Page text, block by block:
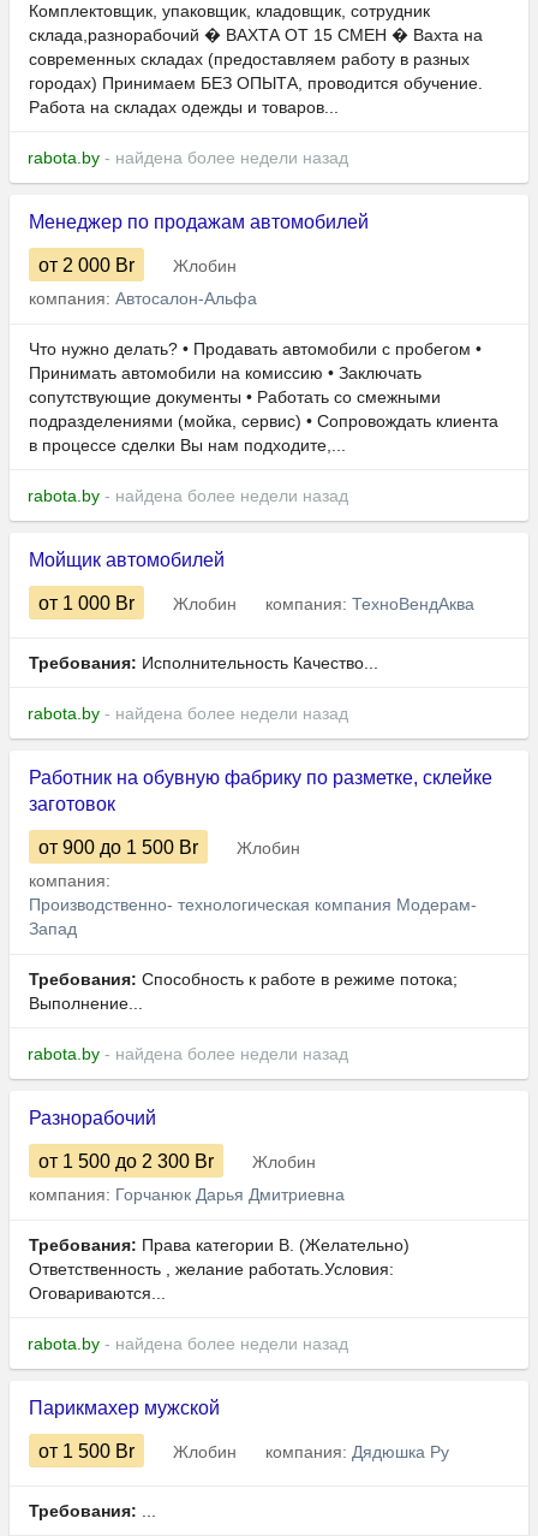
Комплектовщик, упаковщик, кладовщик, сотрудник
склада,разнорабочий � ВАХТА ОТ 15 СМЕН � Вахта на
современных складах (предоставляем работу в разных
городах) Принимаем БЕЗ ОПЫТА, проводится обучение.
Работа на складах одежды и товаров...
rabota.by - найдена более недели назад
Менеджер по продажам автомобилей
от 2 000 Br
Жлобин
компания: Автосалон-Альфа
Что нужно делать? • Продавать автомобили с пробегом •
Принимать автомобили на комиссию • Заключать
сопутствующие документы • Работать со смежными
подразделениями (мойка, сервис) • Сопровождать клиента
в процессе сделки Вы нам подходите,...
rabota.by - найдена более недели назад
Мойщик автомобилей
от 1 000 Br Жлобин компания: ТехноВендАква
Требования: Исполнительность Качество...
rabota.by - найдена более недели назад
Работник на обувную фабрику по разметке, склейке
заготовок
от 900 до 1 500 Br
Жлобин
компания:
Производственно- технологическая компания Модерам-
Запад
Требования: Способность к работе в режиме потока;
Выполнение...
rabota.by - найдена более недели назад
Разнорабочий
от 1 500 до 2 300 Br
Жлобин
компания: Горчанюк Дарья Дмитриевна
Требования: Права категории B. (Желательно)
Ответственность , желание работать.Условия:
Оговариваются...
rabota.by - найдена более недели назад
Парикмахер мужской
от 1 500 Br Жлобин компания: Дядюшка Ру
Требования: ...